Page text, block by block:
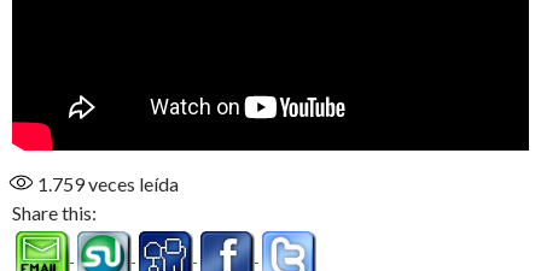
1.759veces leída
Share this: